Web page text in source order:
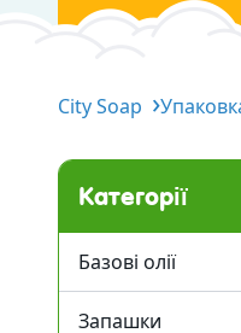
Рідкі базові
Водорозчинні
Запашки
Віддушки
City Soap
Категорії
Базові олії
Рідкі базові олії
Запашки